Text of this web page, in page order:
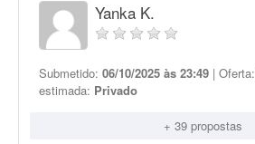
Yanka K.
Submetido: 06/10/2025 às 23:49 | Oferta:
estimada: Privado
+ 39 propostas